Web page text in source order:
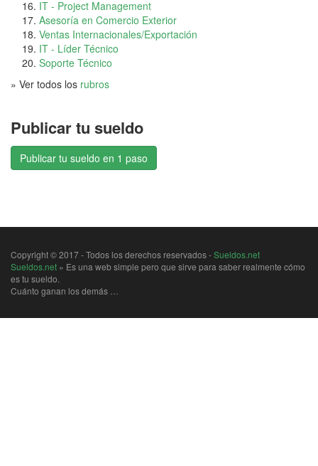
IT - Project Management
Asesoría en Comercio Exterior
Ventas Internacionales/Exportación
IT - Líder Técnico
Soporte Técnico
» Ver todos los rubros
Publicar tu sueldo
Publicar tu sueldo en 1 paso
Copyright © 2017 - Todos los derechos reservados -Sueldos.net
Sueldos.net » Es una web simple pero que sirve para saber realmente cómo
es tu sueldo.
Cuánto ganan los demás …